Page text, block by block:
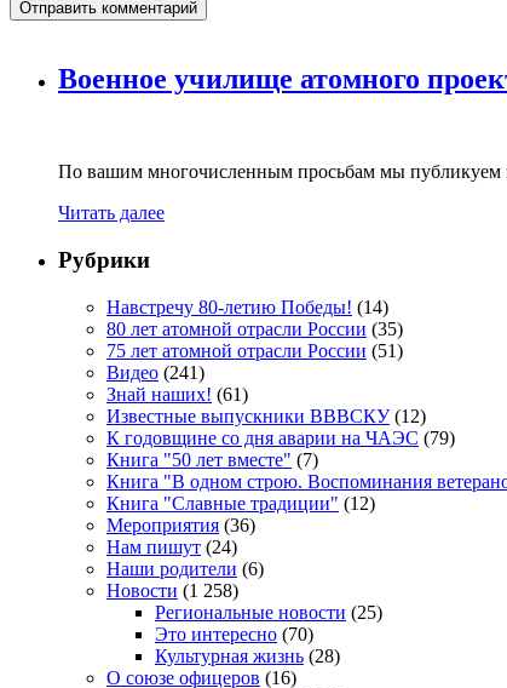
Военное училище атомного
По вашим многочисленным просьбам мы публикуем
Читать далее
Рубрики
Навстречу 80-летию Победы! (14)
80 лет атомной отрасли России (35)
75 лет атомной отрасли России (51)
Видео (241)
Знай наших! (61)
Известные выпускники ВВВСКУ(12)
К годовщине со дня аварии на ЧАЭС (79)
Книга "50 лет вместе" (7)
Книга "В одном строю. Воспоминания
Книга "Славные традиции" (12)
Мероприятия (36)
Нам пишут (24)
Наши родители (6)
Новости (1 258)
Региональные новости (25)
Это интересно (70)
Культурная жизнь (28)
О союзе офицеров (16)